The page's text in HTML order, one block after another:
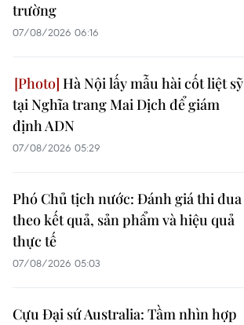
trường
07/08/2026 06:16
Hà Nội lấy mẫu hài cốt liệt sỹ
tại Nghĩa trang Mai Dịch để giám
định ADN
07/08/2026 05:29
Phó Chủ tịch nước: Đánh giá thi đua
theo kết quả, sản phẩm và hiệu quả
thực tế
07/08/2026 05:03
Cựu Đại sứ Australia: Tầm nhìn hợp